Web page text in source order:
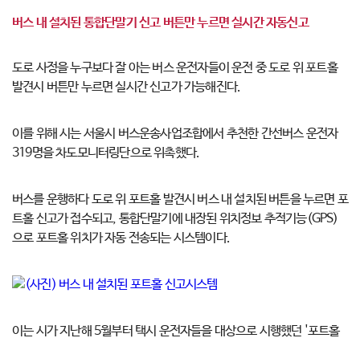
버스 내 설치된 통합단말기 신고 버튼만 누르면 실시간 자동신고
도로 사정을 누구보다 잘 아는 버스 운전자들이 운전 중 도로 위 포트홀
발견시 버튼만 누르면 실시간 신고가 가능해진다.
이를 위해 시는 서울시 버스운송사업조합에서 추천한 간선버스 운전자
319명을 차도모니터링단으로 위촉했다.
버스를 운행하다 도로 위 포트홀 발견시 버스 내 설치된 버튼을 누르면 포
트홀 신고가 접수되고, 통합단말기에 내장된 위치정보 추적기능(GPS)
으로 포트홀 위치가 자동 전송되는 시스템이다.
이는 시가 지난해 5월부터 택시 운전자들을 대상으로 시행했던 '포트홀